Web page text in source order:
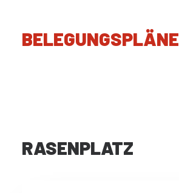
BELEGUNGSPLÄNE
RASENPLATZ